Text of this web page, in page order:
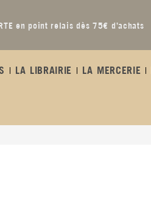
en point relais dès 75€ d’achats
LA LIBRAIRIE LA MERCERIE